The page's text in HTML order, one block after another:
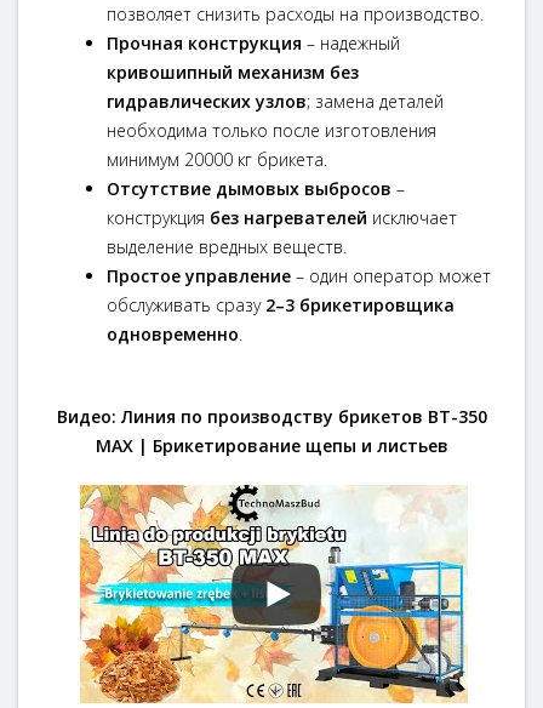
позволяет снизить расходы на производство.
Прочная конструкция – надежный
кривошипный механизм без
гидравлических узлов; замена деталей
необходима только после изготовления
минимум 20000 кг брикета.
Отсутствие дымовых выбросов –
конструкция без нагревателей исключает
выделение вредных веществ.
Простое управление – один оператор может
обслуживать сразу 2–3 брикетировщика
одновременно
Видео: Линия по производству брикетов BT-350
MAX | Брикетирование щепы и листьев